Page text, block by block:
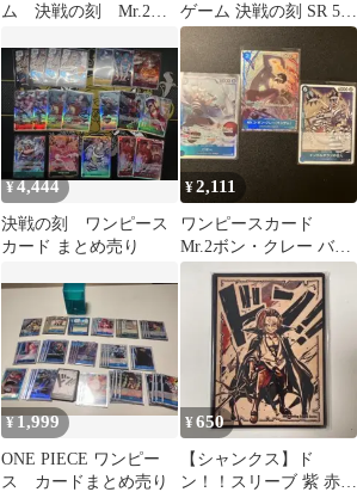
ム 決戦の刻 Mr.2・
ル バギーSR
ゲーム 決戦の刻 SR 5枚
セット まとめ売り
¥4,444
決戦の刻 ワンピース
カード まとめ売り
¥2,111
ワンピースカード
Mr.2ボン・クレー バギ
ー インペルダウンの囚
人 3枚セット
¥1,999
ONE PIECE ワンピー
ス カードまとめ売り
¥650
【シャンクス】ド
ン！！スリーブ 紫 赤